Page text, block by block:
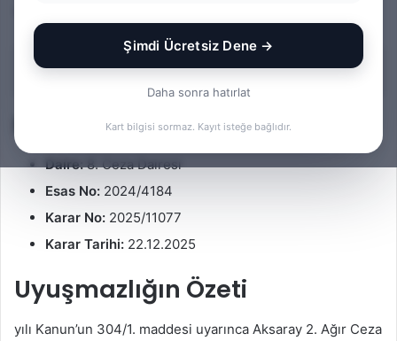
Şimdi Ücretsiz Dene →
Daha sonra hatırlat
Kart bilgisi sormaz. Kayıt isteğe bağlıdır.
n
-
s
ö
d
e
m
k
İçindekiler
Karar Bilgileri
Daire:8. Ceza Dairesi
Esas No: 2024/4184
Karar No: 2025/11077
Karar Tarihi: 22.12.2025
Uyuşmazlığın Özeti
yılı Kanun’un 304/1. maddesi uyarınca Aksaray 2. Ağır Ceza